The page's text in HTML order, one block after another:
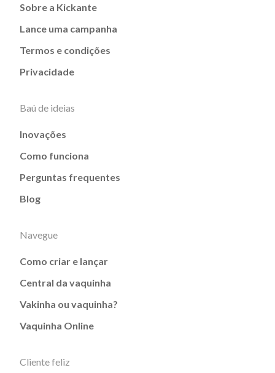
Sobre a Kickante
Lance uma campanha
Termos e condições
Privacidade
Baú de ideias
Inovações
Como funciona
Perguntas frequentes
Blog
Navegue
Como criar e lançar
Central da vaquinha
Vakinha ou vaquinha?
Vaquinha Online
Cliente feliz